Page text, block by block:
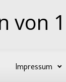
von
Impressum